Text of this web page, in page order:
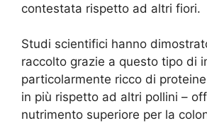
contestata rispetto ad altri fiori.
Studi scientifici hanno
raccolto grazie a questo tipo di
particolarmente ricco di
in più rispetto ad altri pollini –
nutrimento superiore per la